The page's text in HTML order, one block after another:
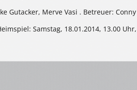
Gutacker, Merve Vasi . Betreuer: Conny
Samstag, 18.01.2014, 13.00